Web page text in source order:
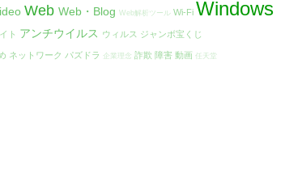
Web Web・Blog Web解析ツール Wi-Fi Windows
ト アンチウイルス ウィルス ジャンボ宝くじ
ネットワーク パズドラ 企業理念 詐欺 障害 動画 任天堂